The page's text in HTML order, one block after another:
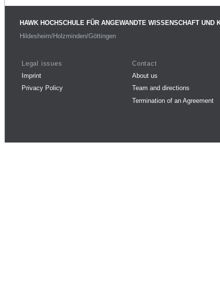
HAWK HOCHSCHULE FÜR ANGEWANDTE WISSENSCHAFT UND
Hildesheim/Holzminden/Göttingen
Legal issues
Imprint
Privacy Policy
Contact
About us
Team and directions
Termination of an Agreement